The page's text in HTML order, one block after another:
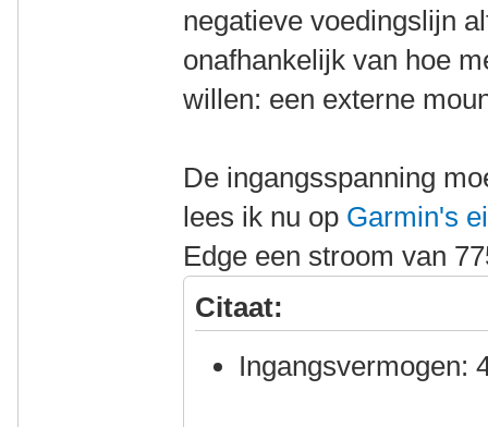
negatieve voedingslijn
onafhankelijk van hoe
willen: een externe
De ingangsspanning
lees ik nu op Garmin's
Edge een stroom van
Citaat:
Ingangsvermogen: